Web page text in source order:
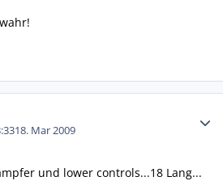
18. Mar 2009
und lower controls...18 Lang...